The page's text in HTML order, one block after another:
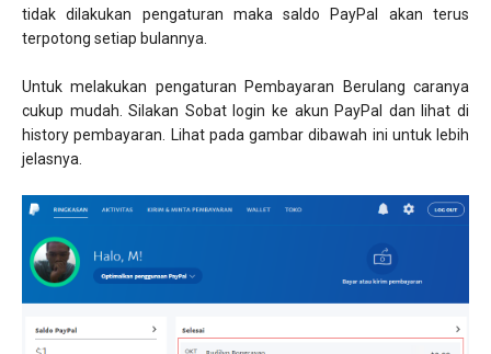
tidak dilakukan pengaturan maka saldo PayPal akan terus
terpotong setiap bulannya.
Untuk melakukan pengaturan Pembayaran Berulang caranya
cukup mudah. Silakan Sobat login ke akun PayPal dan lihat di
history pembayaran. Lihat pada gambar dibawah ini untuk lebih
jelasnya.